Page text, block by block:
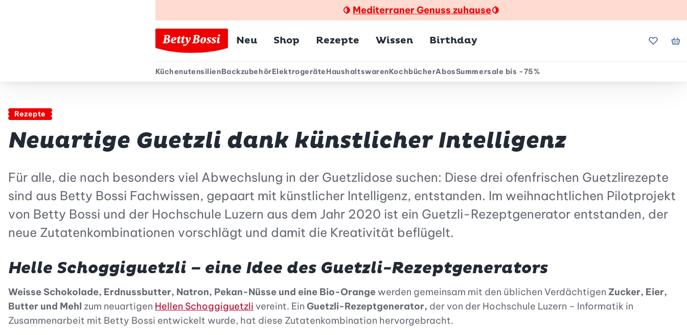
🍋 Mediterraner Genuss zuhause🍋
Hauptmenü
Neu Shop Rezepte Wissen Birthday Meine
Sekundärmenü
KüchenutensilienBackzubehörElektrogeräteHaushaltswarenKochbücherAbosSummersale bis -75%
Rezepte
Neuartige Guetzli dank künstlicher Intelligenz
Für alle, die nach besonders viel Abwechslung in der Guetzlidose suchen: Diese drei ofenfrischen Guetzlirezepte
sind aus Betty Bossi Fachwissen, gepaart mit künstlicher Intelligenz, entstanden. Im weihnachtlichen Pilotprojekt
von Betty Bossi und der Hochschule Luzern aus dem Jahr 2020 ist ein Guetzli-Rezeptgenerator entstanden, der
neue Zutatenkombinationen vorschlägt und damit die Kreativität beflügelt.
Helle Schoggiguetzli – eine Idee des Guetzli-Rezeptgenerators
Weisse Schokolade, Erdnussbutter, Natron, Pekan-Nüsse und eine Bio-Orangewerden gemeinsam mit den üblichen Verdächtigen Zucker, Eier,
Butter und Mehl zum neuartigen Hellen Schoggiguetzli vereint. Ein Guetzli-Rezeptgenerator, der von der Hochschule Luzern – Informatik in
Zusammenarbeit mit Betty Bossi entwickelt wurde, hat diese Zutatenkombination hervorgebracht.